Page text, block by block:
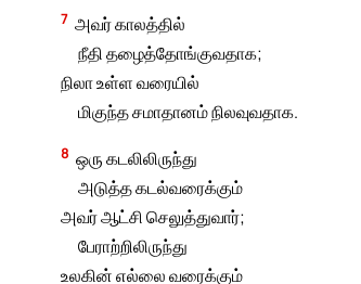
7 அவர் காலத்தில்
நீதி தழைத்தோங்குவதாக;
நிலா உள்ள வரையில்
மிகுந்த சமாதானம் நிலவுவதாக.
8 ஒரு கடலிலிருந்து
அடுத்த கடல்வரைக்கும்
அவர் ஆட்சி செலுத்துவார்;
பேராற்றிலிருந்து
உலகின் எல்லை வரைக்கும்